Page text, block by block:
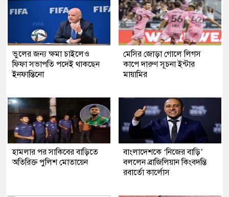
ভুলের জন্য ক্ষমা চাইলেও
ফিফা সভাপতি পদেই থাকছেন
ইনফান্তিনো
মেসির জোড়া গোলে লিগস
কাপে দারুণ সূচনা ইন্টার
মায়ামির
হামলার পর সাকিবের বাড়িতে
অতিরিক্ত পুলিশ মোতায়েন
বাংলাদেশকে ‘নিজের বাড়ি’
বললেন ব্রাজিলিয়ান কিংবদন্তি
রবার্তো কার্লোস